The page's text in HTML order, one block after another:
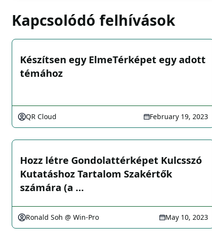
Kapcsolódó felhívások
Készítsen egy ElmeTérképet egy adott
témához
QR Cloud February 19, 2023
Hozz létre Gondolattérképet Kulcsszó
Kutatáshoz Tartalom Szakértők
számára (a …
Ronald Soh @ Win-Pro May 10, 2023